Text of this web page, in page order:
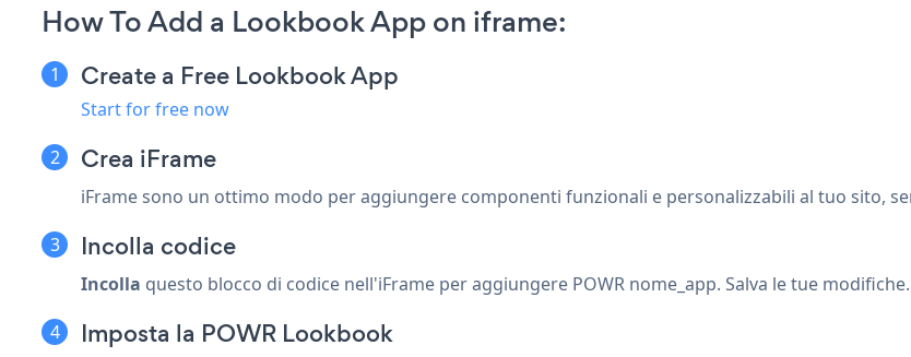
How To Add a Lookbook App on iframe:
Create a Free Lookbook App
Start for free now
Crea iFrame
iFrame sono un ottimo modo per aggiungere componenti funzionali e personalizzabili al tuo sito,
Incolla codice
Incolla questo blocco di codice nell'iFrame per aggiungere POWR nome_app. Salva le tue modifiche.
Imposta la POWR Lookbook